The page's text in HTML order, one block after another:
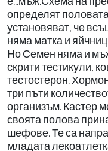
определят
установяват, че
няма матка и
Но Семен няма и
скрити тестикули,
тестостерон.
три пъти
организъм. Кастер
своята полова
шефове. Те са
младата